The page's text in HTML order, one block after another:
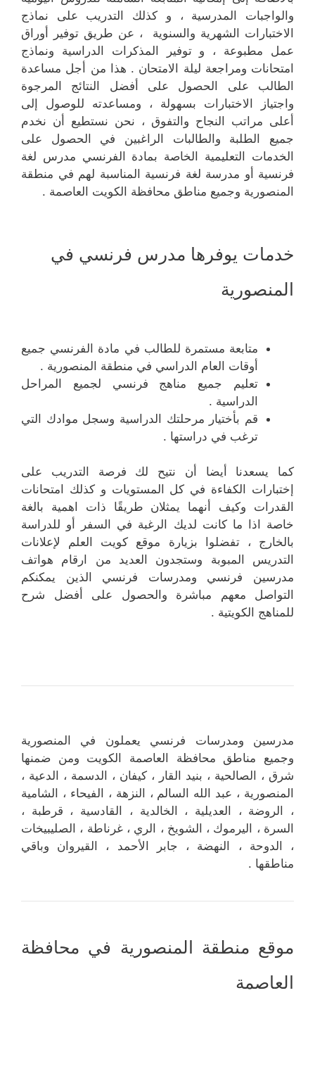
والواجبات المدرسية ، و كذلك التدريب على نماذج
الاختبارات الشهرية والسنوية ، عن طريق توفير أوراق
عمل مطبوعة ، و توفير المذكرات الدراسية ونماذج
امتحانات ومراجعة ليلة الامتحان . هذا من أجل مساعدة
الطالب على الحصول على أفضل النتائج المرجوة
واجتياز الاختبارات بسهولة ، ومساعدته للوصول إلى
أعلى مراتب النجاح والتفوق ، نحن نستطيع أن نخدم
جميع الطلبة والطالبات الراغبين في الحصول على
الخدمات التعليمية الخاصة بمادة الفرنسي مدرس لغة
فرنسية أو مدرسة لغة فرنسية المناسبة لهم في منطقة
المنصورية وجميع مناطق محافظة الكويت العاصمة .
خدمات يوفرها مدرس فرنسي في
المنصورية
متابعة مستمرة للطالب في مادة الفرنسي جميع
أوقات العام الدراسي في منطقة المنصورية .
تعليم جميع مناهج فرنسي لجميع المراحل
الدراسية .
قم بأختيار مرحلتك الدراسية وسجل موادك التي
ترغب في دراستها .
كما يسعدنا أيضا أن نتيح لك فرصة التدريب على
إختبارات الكفاءة في كل المستويات و كذلك امتحانات
القدرات وكيف أنهما يمثلان طريقًا ذات اهمية بالغة
خاصة اذا ما كانت لديك الرغبة في السفر أو للدراسة
بالخارج ، تفضلوا بزيارة موقع كويت العلم لإعلانات
التدريس المبوبة وستجدون العديد من ارقام هواتف
مدرسين فرنسي ومدرسات فرنسي الذين يمكنكم
التواصل معهم مباشرة والحصول على أفضل شرح
للمناهج الكويتية .
مدرسين ومدرسات فرنسي يعملون في المنصورية
وجميع مناطق محافظة العاصمة الكويت ومن ضمنها
شرق ، الصالحية ، بنيد القار ، كيفان ، الدسمة ، الدعية ،
المنصورية ، عبد الله السالم ، النزهة ، الفيحاء ، الشامية
، الروضة ، العديلية ، الخالدية ، القادسية ، قرطبة ،
السرة ، اليرموك ، الشويخ ، الري ، غرناطة ، الصليبيخات
، الدوحة ، النهضة ، جابر الأحمد ، القيروان وباقي
مناطقها .
موقع منطقة المنصورية في محافظة
العاصمة